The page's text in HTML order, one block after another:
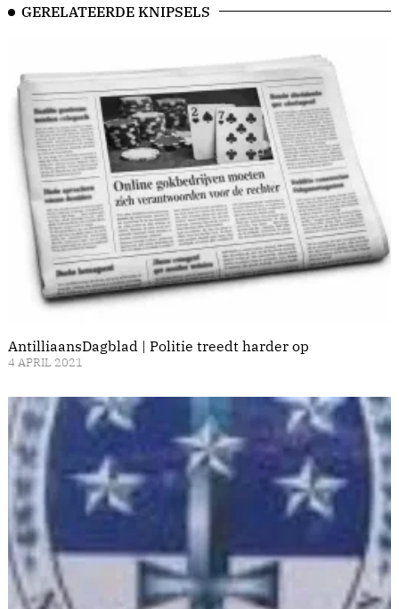
GERELATEERDE KNIPSELS
AntilliaansDagblad | Politie treedt harder op
4 APRIL 2021